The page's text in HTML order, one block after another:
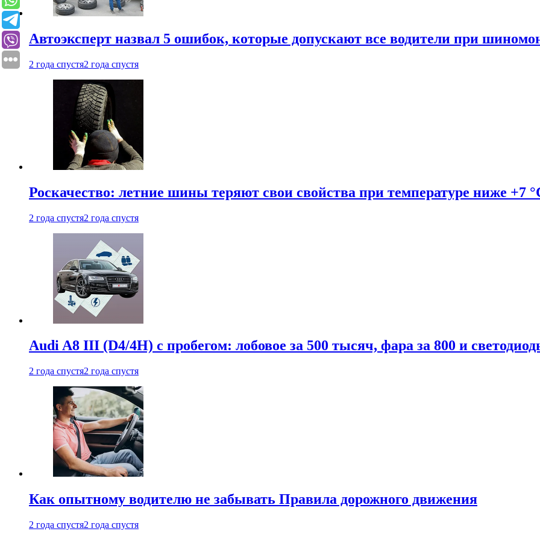
Автоэксперт назвал 5 ошибок, которые допускают все водители при
2 года спустя2 года спустя
Роскачество: летние шины теряют свои свойства при температуре ниже +7
2 года спустя2 года спустя
Audi A8 III (D4/4H) c пробегом: лобовое за 500 тысяч, фара за 800 и
2 года спустя2 года спустя
Как опытному водителю не забывать Правила дорожного движения
2 года спустя2 года спустя